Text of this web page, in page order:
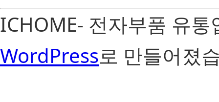
ICHOME- 전자부품 유
WordPress로 만들어졌